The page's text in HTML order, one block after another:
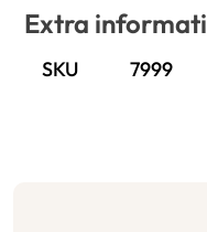
Extra
SKU 7999